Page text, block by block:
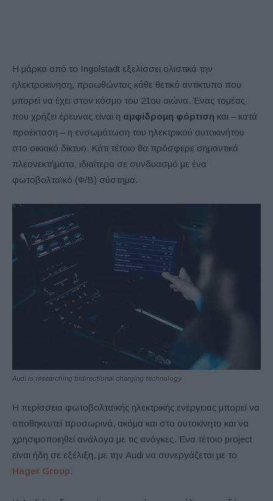
Η μάρκα από το Ingolstadt εξελίσσει ολιστικά την
ηλεκτροκίνηση, προωθώντας κάθε θετικό αντίκτυπο που
μπορεί να έχει στον κόσμο του 21ου αιώνα. Ένας τομέας
που χρήζει έρευνας είναι η αμφίδρομη φόρτιση και – κατά
προέκταση – η ενσωμάτωση του ηλεκτρικού αυτοκινήτου
στο οικιακό δίκτυο. Κάτι τέτοιο θα πρόσφερε σημαντικά
πλεονεκτήματα, ιδιαίτερα σε συνδυασμό με ένα
φωτοβολταϊκό (Φ/Β) σύστημα.
Audi is researching bidirectional charging technology
Η περίσσεια φωτοβολταϊκής ηλεκτρικής ενέργειας μπορεί να
αποθηκευτεί προσωρινά, ακόμα και στο αυτοκίνητο και να
χρησιμοποιηθεί ανάλογα με τις ανάγκες. Ένα τέτοιο project
είναι ήδη σε εξέλιξη, με την Audi να συνεργάζεται με το
Hager Group.